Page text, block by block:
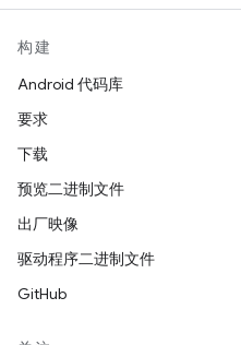
构建
Android 代码库
要求
下载
预览二进制文件
出厂映像
驱动程序二进制文件
GitHub